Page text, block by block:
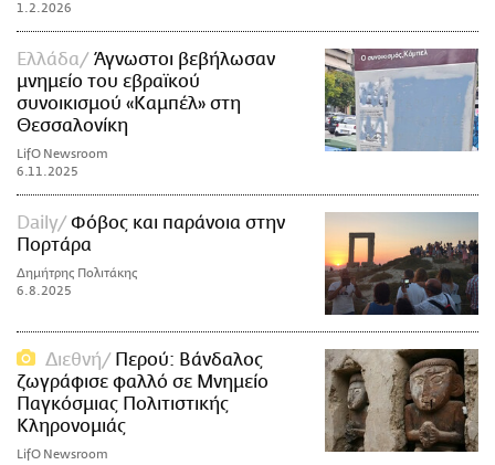
1.2.2026
Ελλάδα
Άγνωστοι βεβήλωσαν
μνημείο του εβραϊκού
συνοικισμού «Καμπέλ» στη
Θεσσαλονίκη
LifO Newsroom
6.11.2025
Daily
Φόβος και παράνοια στην
Πορτάρα
Δημήτρης Πολιτάκης
6.8.2025
Διεθνή
Περού: Βάνδαλος
ζωγράφισε φαλλό σε Μνημείο
Παγκόσμιας Πολιτιστικής
Κληρονομιάς
LifO Newsroom